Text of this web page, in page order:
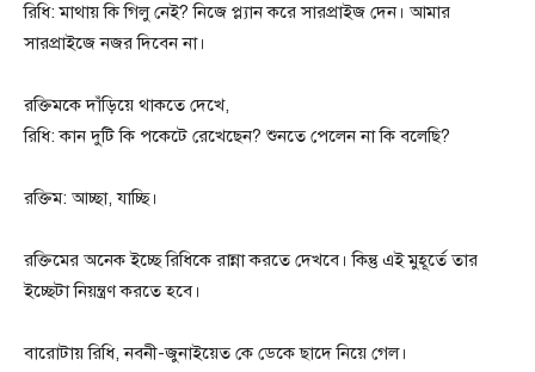
রিধি: মাথায় কি গিলু নেই? নিজে প্ল্যান করে সারপ্রাইজ দেন। আমার
সারপ্রাইজে নজর দিবেন না।
রক্তিমকে দাঁড়িয়ে থাকতে দেখে,
রিধি: কান দুটি কি পকেটে রেখেছেন? শুনতে পেলেন না কি বলেছি?
রক্তিম: আচ্ছা, যাচ্ছি।
রক্তিমের অনেক ইচ্ছে রিধিকে রান্না করতে দেখবে। কিন্তু এই মুহূর্তে তার
ইচ্ছেটা নিয়ন্ত্রণ করতে হবে।
বারোটায় রিধি, নবনী-জুনাইয়েত কে ডেকে ছাদে নিয়ে গেল।